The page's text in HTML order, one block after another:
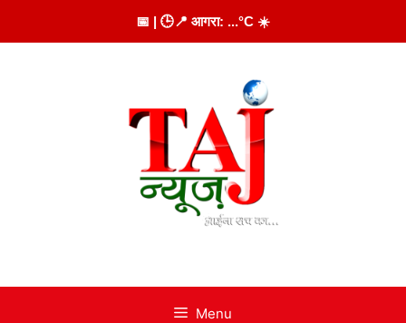
to
📅 | 🕒📍 आगरा: ...°C ☀️
Menu